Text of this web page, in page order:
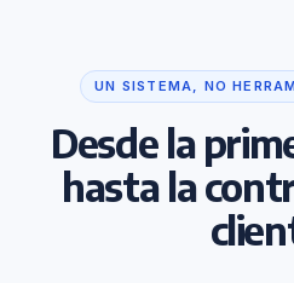
UN SISTEMA, NO
Desde la
hasta la